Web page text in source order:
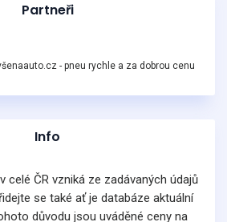
Partneři
- pneu rychle a za dobrou cenu
Info
celé ČR vzniká ze zadávaných údajů
se také ať je databáze aktuální
důvodu jsou uváděné ceny na